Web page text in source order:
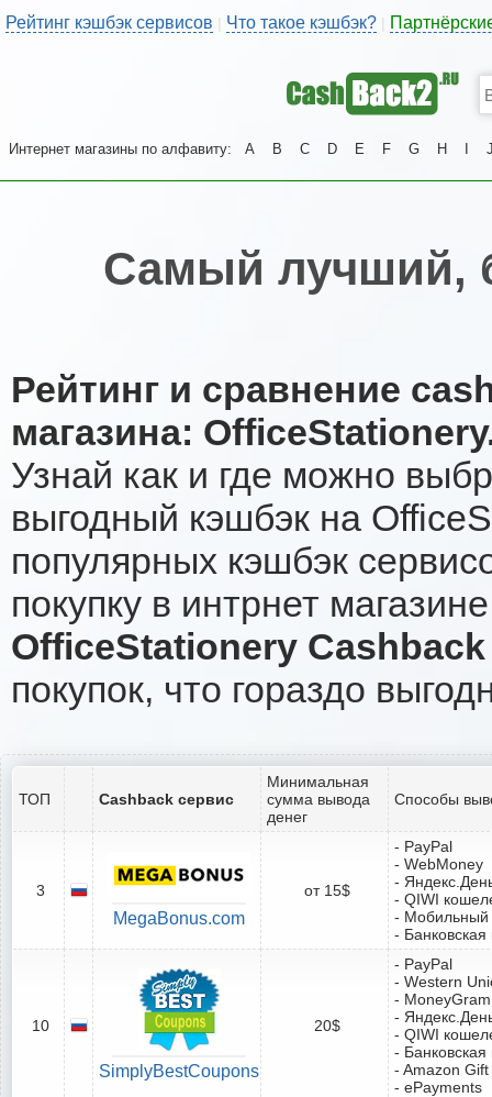
Рейтинг кэшбэк сервисов | Что такое кэшбэк?
Интернет магазины по алфавиту: A B C D E F G H
Самый лучший,
Рейтинг и сравнение
магазина:
Узнай как и где можно
выгодный кэшбэк на
популярных кэшбэк
покупку в интрнет
OfficeStationery Cashback
покупок, что гораздо
ТОП Cashback сервис
Минимальная
сумма вывода
денег
Способы
3
MegaBonus.com
от 15$
- PayPal
- WebMoney
-
- QIWI
- Мобильный
-
10
SimplyBestCoupons
20$
- PayPal
- Western
- MoneyGram
-
- QIWI
-
- Amazon
- ePayments